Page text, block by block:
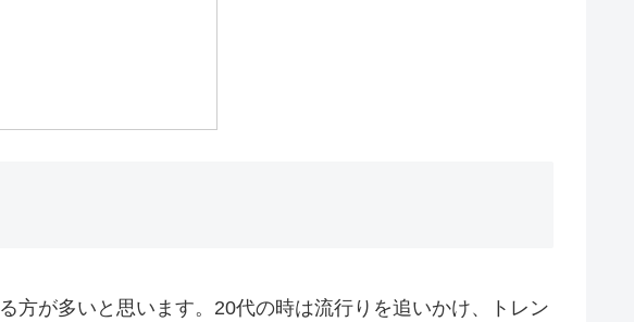
方が多いと思います。20代の時は流行りを追いかけ、トレン